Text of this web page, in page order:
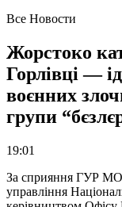
Все Новости
Жорстоко
Горлівці —
воєнних
групи
19:01
За сприяння ГУР МО
управління